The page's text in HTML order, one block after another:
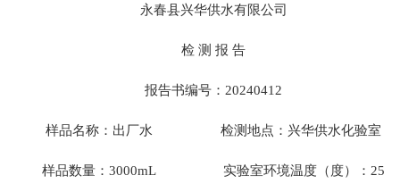
永春县兴华供水有限公司
检 测 报 告
报告书编号：20240412
样品名称：出厂水 检测地点：兴华供水化验室
样品数量：3000mL 实验室环境温度（度）：25